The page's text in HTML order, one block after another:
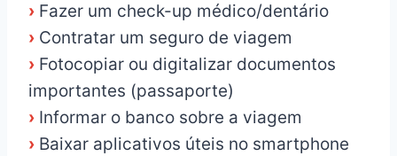
› Fazer um check-up médico/dentário
› Contratar um seguro de viagem
› Fotocopiar ou digitalizar documentos
importantes (passaporte)
› Informar o banco sobre a viagem
› Baixar aplicativos úteis no smartphone